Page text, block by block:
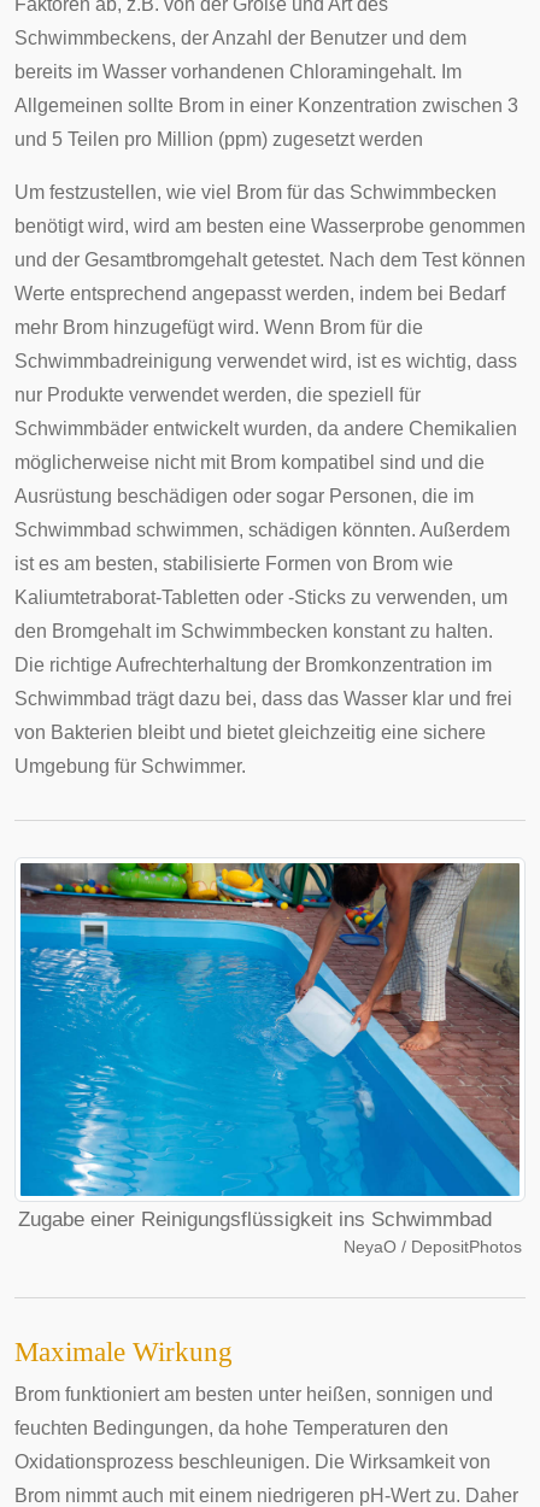
Faktoren ab, z.B. von der Größe und Art des
Schwimmbeckens, der Anzahl der Benutzer und dem
bereits im Wasser vorhandenen Chloramingehalt. Im
Allgemeinen sollte Brom in einer Konzentration zwischen 3
und 5 Teilen pro Million (ppm) zugesetzt werden
Um festzustellen, wie viel Brom für das Schwimmbecken
benötigt wird, wird am besten eine Wasserprobe genommen
und der Gesamtbromgehalt getestet. Nach dem Test können
Werte entsprechend angepasst werden, indem bei Bedarf
mehr Brom hinzugefügt wird. Wenn Brom für die
Schwimmbadreinigung verwendet wird, ist es wichtig, dass
nur Produkte verwendet werden, die speziell für
Schwimmbäder entwickelt wurden, da andere Chemikalien
möglicherweise nicht mit Brom kompatibel sind und die
Ausrüstung beschädigen oder sogar Personen, die im
Schwimmbad schwimmen, schädigen könnten. Außerdem
ist es am besten, stabilisierte Formen von Brom wie
Kaliumtetraborat-Tabletten oder -Sticks zu verwenden, um
den Bromgehalt im Schwimmbecken konstant zu halten.
Die richtige Aufrechterhaltung der Bromkonzentration im
Schwimmbad trägt dazu bei, dass das Wasser klar und frei
von Bakterien bleibt und bietet gleichzeitig eine sichere
Umgebung für Schwimmer.
Zugabe einer Reinigungsflüssigkeit ins Schwimmbad
NeyaO / DepositPhotos
Maximale Wirkung
Brom funktioniert am besten unter heißen, sonnigen und
feuchten Bedingungen, da hohe Temperaturen den
Oxidationsprozess beschleunigen. Die Wirksamkeit von
Brom nimmt auch mit einem niedrigeren pH-Wert zu. Daher